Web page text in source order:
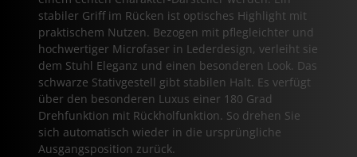
stabiler Griff im Rücken ist optisches Highlight mit
praktischem Nutzen. Bezogen mit pflegleichter und
hochwertiger Microfaser in Lederdesign, verleiht sie
dem Stuhl Eleganz und einen besonderen Look. Das
schwarze Stativgestell gibt stabilen Halt. Es verfügt
über den besonderen Luxus einer 180 Grad
Drehfunktion mit Rückholfunktion. So drehen Sie
sich automatisch wieder in die ursprüngliche
Ausgangsposition zurück.